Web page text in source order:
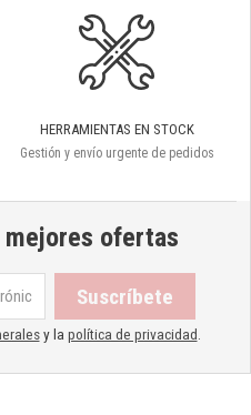
HERRAMIENTAS EN STOCK
Gestión y envío urgente de pedidos
ofertas
y la política de privacidad